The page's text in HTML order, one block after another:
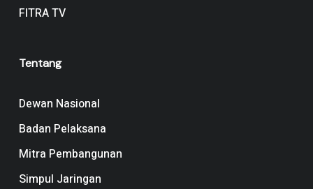
FITRA TV
Tentang
Dewan Nasional
Badan Pelaksana
Mitra Pembangunan
Simpul Jaringan